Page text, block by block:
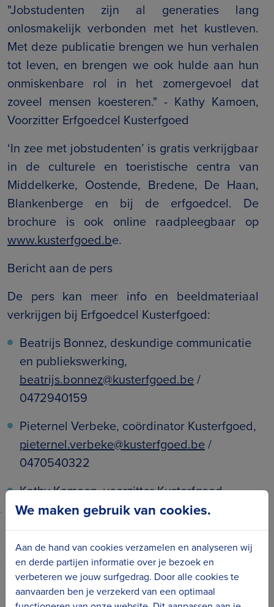
"Jobstudenten zijn al generaties lang
onlosmakelijk verbonden met het kustleven.
Met deze publicatie brengen we hun verhalen
tot leven, en brengen we ook hulde aan hun
onmiskenbare rol in het zomergevoel dat
zoveel mensen koesteren." - Kathy Kamoen,
Voorzitter Erfgoedcel Kusterfgoed
‘In zee met jobstudenten’ is gratis verkrijgbaar
in de culturele en toeristische centra van
Middelkerke, Oostende, Bredene, De Haan,
Blankenberge en bij de erfgoedcel. De
brochure is ook online raadpleegbaar op
www.kusterfgoed.be.
Bericht aan de pers
De pers kan meer info en beeldmateriaal
verkrijgen bij Erfgoedcel Kusterfgoed:
Beatrijs Bonnez, deskundige communicatie
en publiekswerking,
beatrijs.bonnez@kusterfgoed.be/
0472940159
Pieternel Verbeke, coördinator Kusterfgoed,
pieternel.verbeke@kusterfgoed.be/
0470540322
Kathy Kamoen, voorzitter Kusterfgoed,
kathy.kamoen@blankenberge.be
Erfgoedcel Kusterfgoed zet zich in voor het
cultureel (roerend en immaterieel) erfgoed in
Middelkerke, Oostende, Bredene, De Haan en
We maken gebruik van cookies.
Aan de hand van cookies verzamelen en analyseren wij
en derde partijen informatie over je bezoek en
verbeteren we jouw surfgedrag. Door alle cookies te
aanvaarden ben je verzekerd van een optimaal